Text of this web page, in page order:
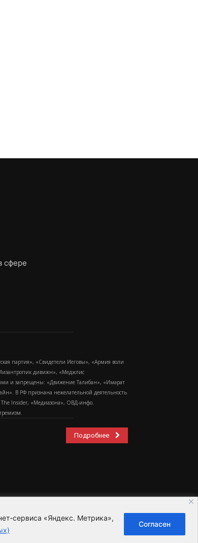
сервиса «Яндекс. Метрика»,
Согласен
сфере
партия», «Свидетели Иеговы», «Армия воли
дивижн», «Меджлис
и запрещены: «Движение Талибан», «Имарат
В РФ признана нежелательной деятельность
Insider, «Медиазона», ОВД-инфо.
Подробнее
соглашение